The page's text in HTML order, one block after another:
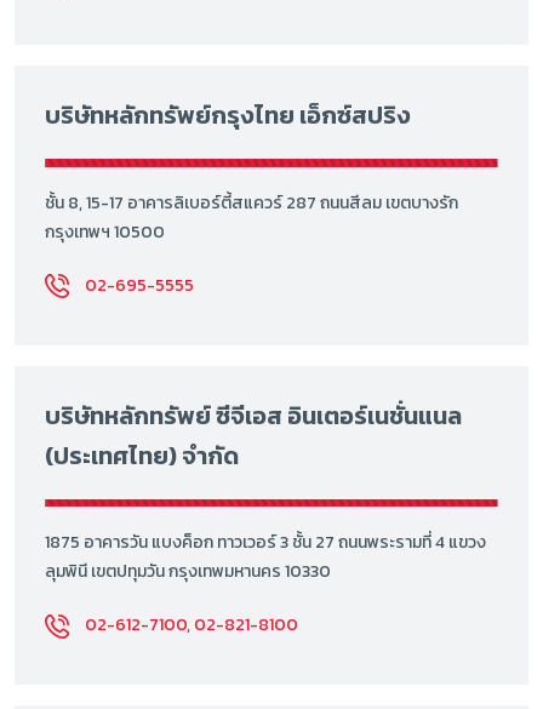
บริษัทหลักทรัพย์กรุงไทย เอ็กซ์สปริง
ชั้น 8, 15-17 อาคารลิเบอร์ตี้สแควร์ 287 ถนนสีลม เขตบางรัก
กรุงเทพฯ 10500
02-695-5555
บริษัทหลักทรัพย์ ซีจีเอส อินเตอร์เนชั่นแนล
(ประเทศไทย) จำกัด
1875 อาคารวัน แบงค็อก ทาวเวอร์ 3 ชั้น 27 ถนนพระรามที่ 4 แขวง
ลุมพินี เขตปทุมวัน กรุงเทพมหานคร 10330
02-612-7100, 02-821-8100